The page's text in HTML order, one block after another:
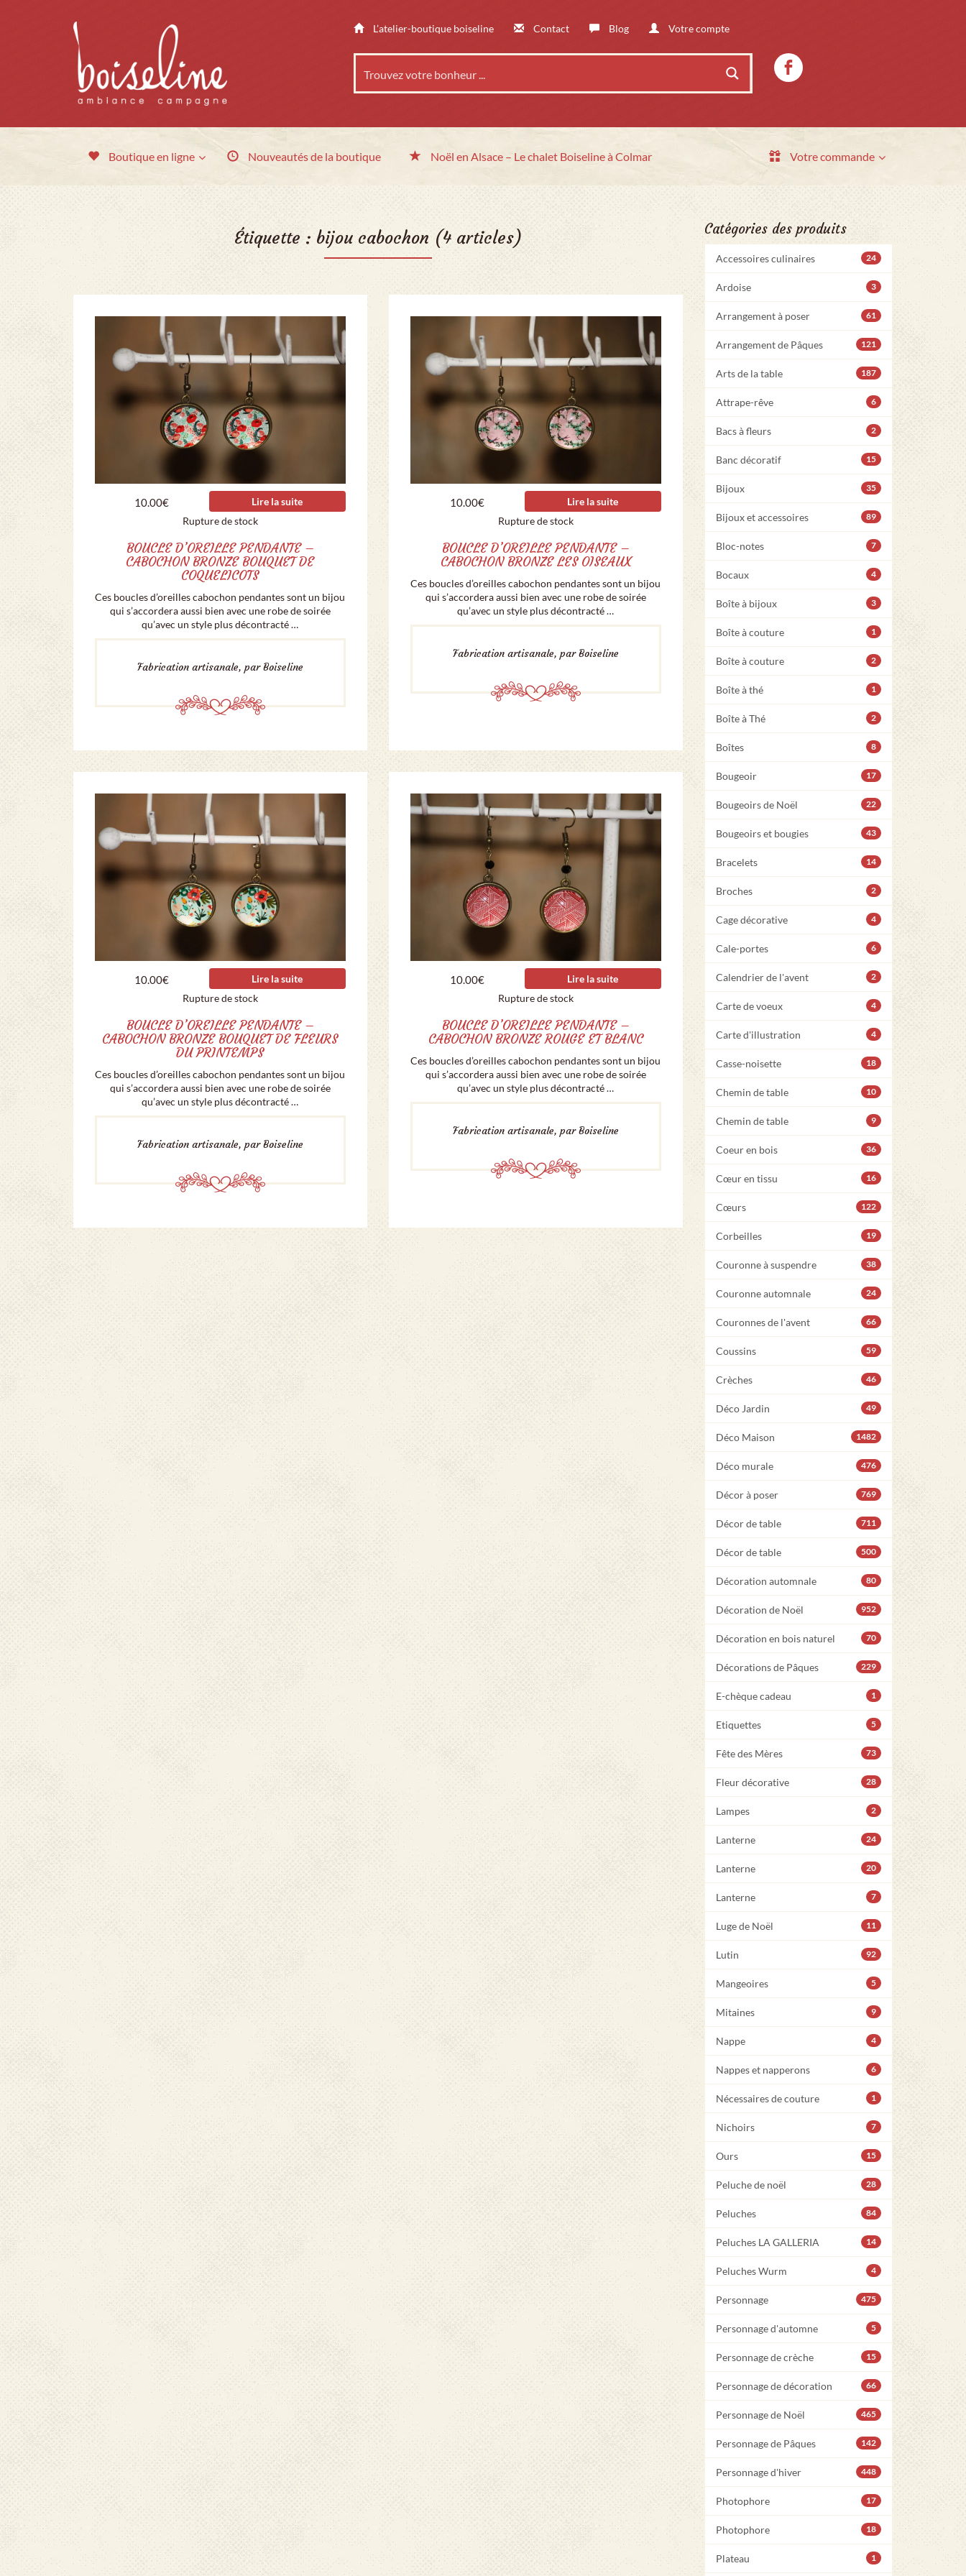
L’atelier-boutique boiseline Contact Blog Votre compte
Boutique en ligne Nouveautésde la boutique Noël en Alsace – Le chalet Boiseline à Colmar Votre commande
Étiquette : bijou cabochon (4 articles)
10.00€
Lire la suite
Rupture de stock
BOUCLE D’OREILLE PENDANTE –
CABOCHON BRONZE BOUQUET DE
COQUELICOTS
Ces boucles d’oreilles cabochon pendantes sont un bijou
qui s’accordera aussi bien avec une robe de soirée
qu’avec un style plus décontracté …
Fabrication artisanale, par Boiseline
10.00€
Lire la suite
Rupture de stock
BOUCLE D’OREILLE PENDANTE –
CABOCHON BRONZE LES OISEAUX
Ces boucles d’oreilles cabochon pendantes sont un bijou
qui s’accordera aussi bien avec une robe de soirée
qu’avec un style plus décontracté …
Fabrication artisanale, par Boiseline
10.00€
Lire la suite
Rupture de stock
BOUCLE D’OREILLE PENDANTE –
CABOCHON BRONZE BOUQUET DE FLEURS
DU PRINTEMPS
Ces boucles d’oreilles cabochon pendantes sont un bijou
qui s’accordera aussi bien avec une robe de soirée
qu’avec un style plus décontracté …
Fabrication artisanale, par Boiseline
10.00€
Lire la suite
Rupture de stock
BOUCLE D’OREILLE PENDANTE –
CABOCHON BRONZE ROUGE ET BLANC
Ces boucles d’oreilles cabochon pendantes sont un bijou
qui s’accordera aussi bien avec une robe de soirée
qu’avec un style plus décontracté …
Fabrication artisanale, par Boiseline
Catégories des produits
Accessoires culinaires 24
Ardoise 3
Arrangement à poser 61
Arrangement de Pâques 121
Arts de la table 187
Attrape-rêve 6
Bacs à fleurs 2
Banc décoratif 15
Bijoux 35
Bijoux et accessoires 89
Bloc-notes 7
Bocaux 4
Boîte à bijoux 3
Boîte à couture 1
Boîte à couture 2
Boîte à thé 1
Boîte à Thé 2
Boîtes 8
Bougeoir 17
Bougeoirs de Noël 22
Bougeoirs et bougies 43
Bracelets 14
Broches 2
Cage décorative 4
Cale-portes 6
Calendrier de l'avent 2
Carte de voeux 4
Carte d'illustration 4
Casse-noisette 18
Chemin de table 10
Chemin de table 9
Coeur en bois 36
Cœur en tissu 16
Cœurs 122
Corbeilles 19
Couronne à suspendre 38
Couronne automnale 24
Couronnes de l'avent 66
Coussins 59
Crèches 46
Déco Jardin 49
Déco Maison 1482
Déco murale 476
Décor à poser 769
Décor de table 711
Décor de table 500
Décoration automnale 80
Décoration de Noël 952
Décoration en bois naturel 70
Décorations de Pâques 229
E-chèque cadeau 1
Etiquettes 5
Fête des Mères 73
Fleur décorative 28
Lampes 2
Lanterne 24
Lanterne 20
Lanterne 7
Luge de Noël 11
Lutin 92
Mangeoires 5
Mitaines 9
Nappe 4
Nappes et napperons 6
Nécessaires de couture 1
Nichoirs 7
Ours 15
Peluche de noël 28
Peluches 84
Peluches LA GALLERIA 14
Peluches Wurm 4
Personnage 475
Personnage d'automne 5
Personnage de crèche 15
Personnage de décoration 66
Personnage de Noël 465
Personnage de Pâques 142
Personnage d'hiver 448
Photophore 17
Photophore 18
Plateau 1